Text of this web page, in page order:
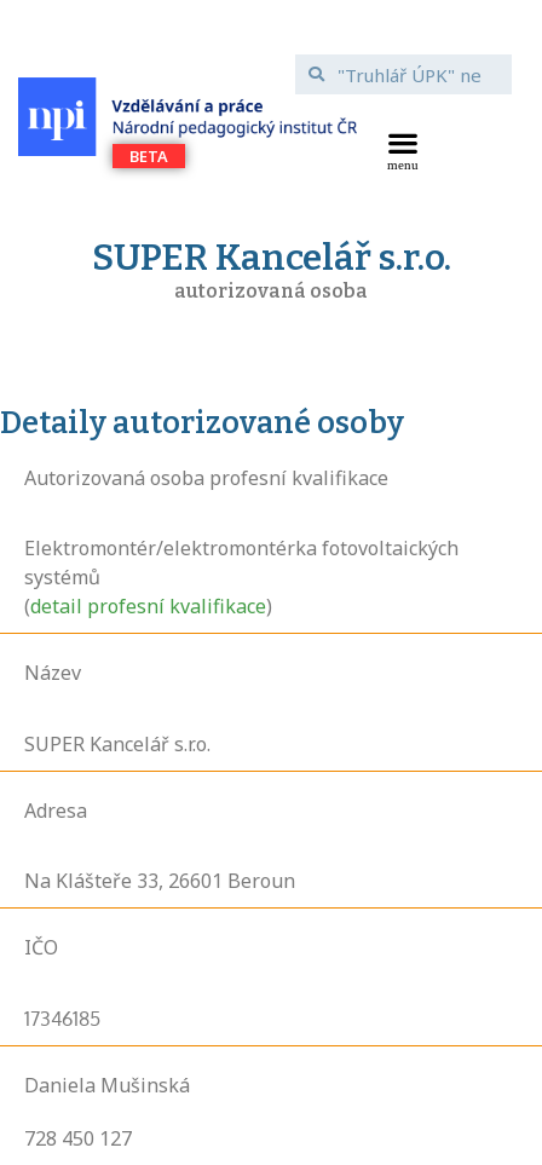
SUPER Kancelář s.r.o.
autorizovaná osoba
Detaily autorizované osoby
Autorizovaná osoba profesní kvalifikace
Elektromontér/elektromontérka fotovoltaických
systémů
(detail profesní kvalifikace)
Název
SUPER Kancelář s.r.o.
Adresa
Na Klášteře 33, 26601 Beroun
IČO
17346185
Daniela Mušinská
728 450 127